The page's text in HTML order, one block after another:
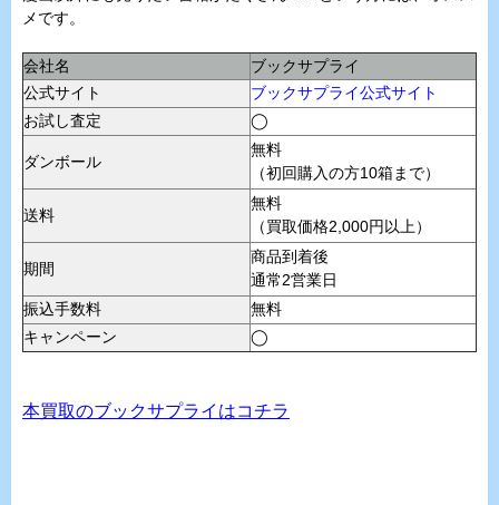
メです。
会社名
ブックサプライ
公式サイト
ブックサプライ公式サイト
お試し査定
◯
ダンボール
無料
（初回購入の方10箱まで）
送料
無料
（買取価格2,000円以上）
期間
商品到着後
通常2営業日
振込手数料
無料
キャンペーン
◯
本買取のブックサプライはコチラ